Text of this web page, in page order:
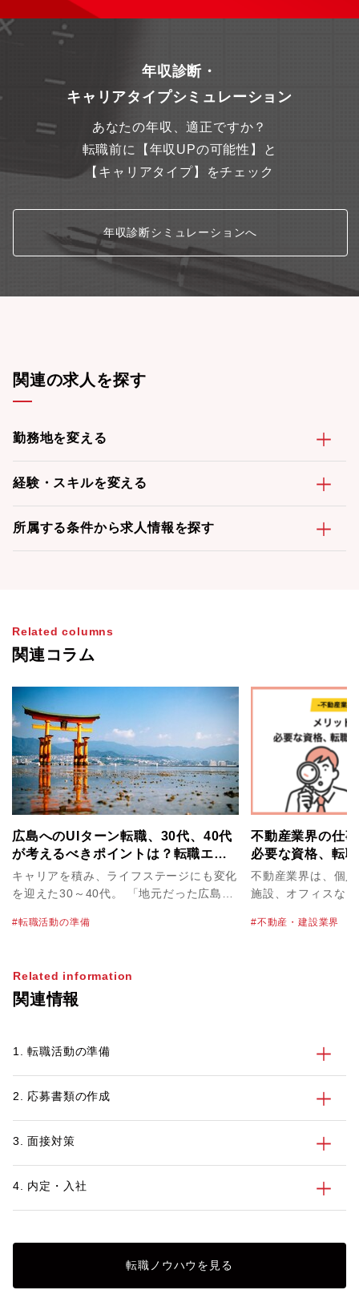
年収診断・
キャリアタイプシミュレーション
あなたの年収、適正ですか？
転職前に【年収UPの可能性】と
【キャリアタイプ】をチェック
年収診断シミュレーションへ
関連の求人を探す
勤務地を変える
経験・スキルを変える
所属する条件から求人情報を探す
Related columns
関連コラム
広島へのUIターン転職、30代、40代
が考えるべきポイントは？転職エー
ジェントの賢い使い方も解説！
キャリアを積み、ライフステージにも変化
を迎えた30～40代。 「地元だった広島で
たい」と考えている方も多いかもしれませ
す。 しかし、都市圏から遠方に転職する
場合は、面接や引っ越し時期など注意する
始める前に30代、40代のビジネスパーソ
転職活動の準備
不動産業界の仕
必要な資格、転
解説！
不動産業界は、個
施設、オフィスな
単価は高く、必然
て、業界の特徴や
不動産・建設業界
Related information
関連情報
1. 転職活動の準備
2. 応募書類の作成
3. 面接対策
4. 内定・入社
転職ノウハウを見る